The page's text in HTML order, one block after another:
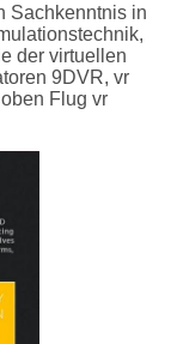
Sachkenntnis in
der virtuellen
9DVR, vr
Flug vr